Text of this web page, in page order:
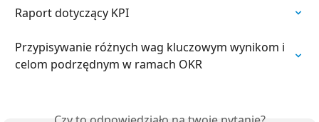
Raport dotyczący KPI
Przypisywanie różnych wag kluczowym wynikom i
celom podrzędnym w ramach OKR